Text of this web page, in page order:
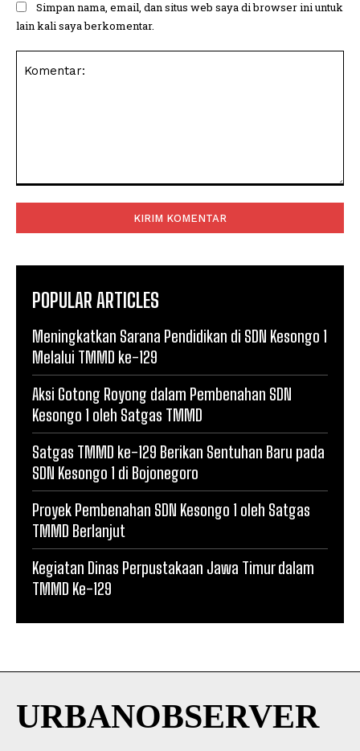
Simpan nama, email, dan situs web saya di browser ini untuk
lain kali saya berkomentar.
POPULAR ARTICLES
Meningkatkan Sarana Pendidikan di SDN Kesongo 1
Melalui TMMD ke-129
Aksi Gotong Royong dalam Pembenahan SDN
Kesongo 1 oleh Satgas TMMD
Satgas TMMD ke-129 Berikan Sentuhan Baru pada
SDN Kesongo 1 di Bojonegoro
Proyek Pembenahan SDN Kesongo 1 oleh Satgas
TMMD Berlanjut
Kegiatan Dinas Perpustakaan Jawa Timur dalam
TMMD Ke-129
URBANOBSERVER